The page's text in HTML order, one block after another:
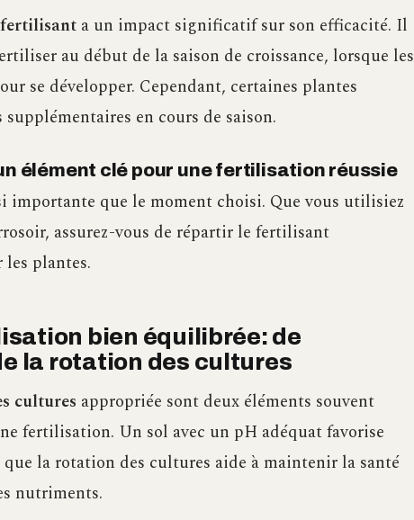
fertilisant a un impact significatif sur son efficacité. Il
au début de la saison de croissance, lorsque les
se développer. Cependant, certaines plantes
en cours de saison.
élément clé pour une fertilisation réussie
importante que le moment choisi. Que vous utilisiez
assurez-vous de répartir le fertilisant
plantes.
bien équilibrée: de
la rotation des cultures
cultures appropriée sont deux éléments souvent
fertilisation. Un sol avec un pH adéquat favorise
la rotation des cultures aide à maintenir la santé
nutriments.